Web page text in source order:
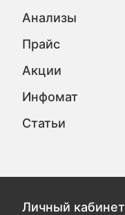
Анализы
Прайс
Акции
Инфомат
Статьи
Личный кабинет